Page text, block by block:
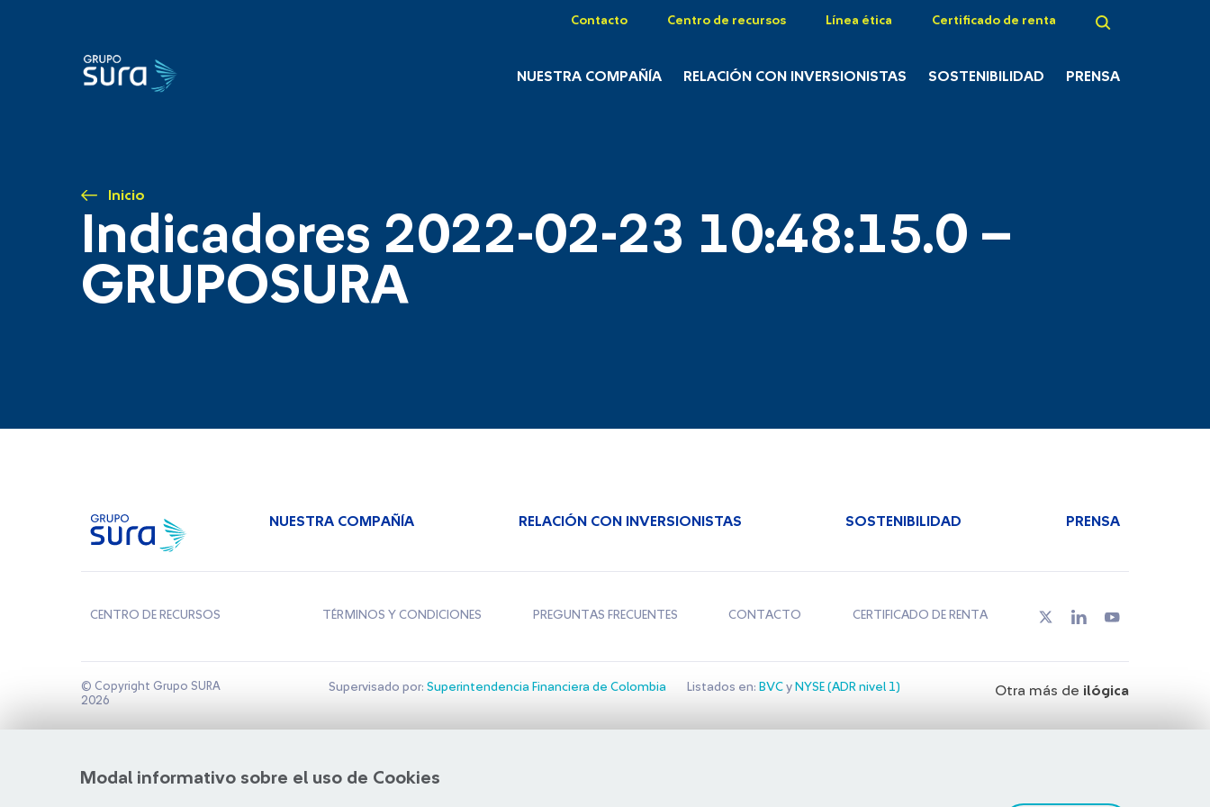
Contacto Centro de recursos Línea ética Certificado de renta
NUESTRA COMPAÑÍA RELACIÓN CON INVERSIONISTAS SOSTENIBILIDAD PRENSA
Inicio
Indicadores 2022-02-23 10:48:15.0 –
GRUPOSURA
Modal informativo sobre el uso de Cookies
NUESTRA COMPAÑÍA RELACIÓN CON INVERSIONISTAS SOSTENIBILIDAD PRENSA
CENTRO DE RECURSOS TÉRMINOS Y CONDICIONES PREGUNTAS FRECUENTES CONTACTO CERTIFICADO DE RENTA
© Copyright Grupo SURA
2026
Supervisado por: Superintendencia Financiera de Colombia Listados en: BVCy NYSE (ADR nivel 1) Otra más de ilógica